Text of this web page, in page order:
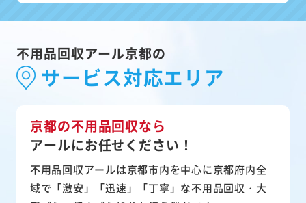
不用品回収アール京都の
サービス対応エリア
京都の不用品回収なら
アールにお任せください！
不用品回収アールは京都市内を中心に京都府内全
域で「激安」「迅速」「丁寧」な不用品回収・大